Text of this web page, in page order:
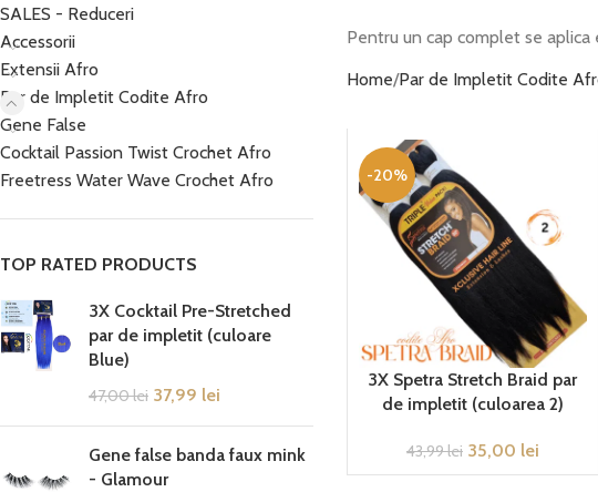
SALES - Reduceri
Accessorii
Extensii Afro
Par de Impletit Codite Afro
Gene False
Cocktail Passion Twist Crochet Afro
Freetress Water Wave Crochet Afro
TOP RATED PRODUCTS
3X Cocktail Pre-Stretched
par de impletit (culoare
Blue)
47,00lei 37,99 lei
Gene false banda faux mink
- Glamour
Pentru un cap complet se
Home Par de Impletit Codite
-20%
3X Spetra Stretch Braid par
de impletit (culoarea 2)
43,99lei 35,00 lei